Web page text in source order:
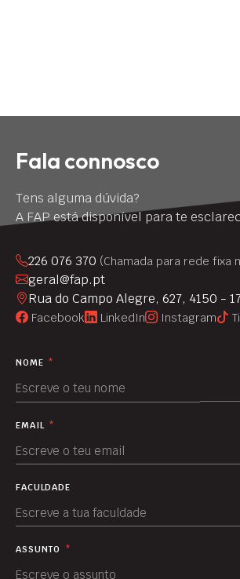
Fala connosco
Tens alguma dúvida?
A FAP está disponível para te
226 076 370 (Chamada para rede fixa
geral@fap.pt
Rua do Campo Alegre, 627, 4150 -
Facebook LinkedIn Instagram
NOME *
EMAIL *
FACULDADE
ASSUNTO *